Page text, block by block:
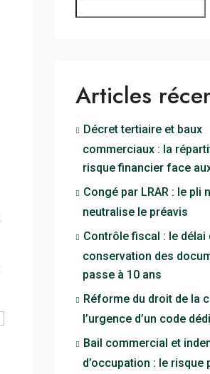
Articles
Décret tertiaire et baux
commerciaux : la
risque financier face
Congé par LRAR : le pli
neutralise le préavis
Contrôle fiscal : le délai
conservation des
passe à 10 ans
Réforme du droit de la
l’urgence d’un code
Bail commercial et
d’occupation : le risque